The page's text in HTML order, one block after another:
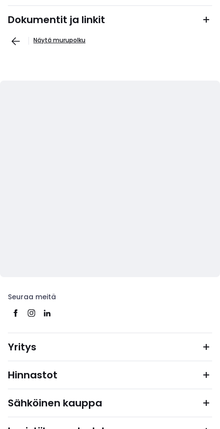
Dokumentit ja linkit
Näytä murupolku
Seuraa meitä
Yritys
Hinnastot
Sähköinen kauppa